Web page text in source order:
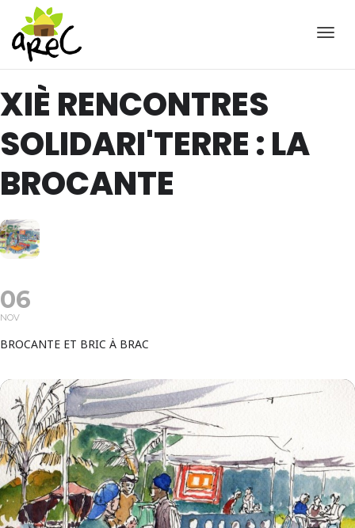
XIÈ RENCONTRES
SOLIDARI'TERRE : LA
BROCANTE
06
NOV
BROCANTE ET BRIC À BRAC